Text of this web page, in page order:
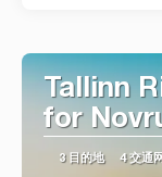
Tallinn
for
3 目的地 4 交通